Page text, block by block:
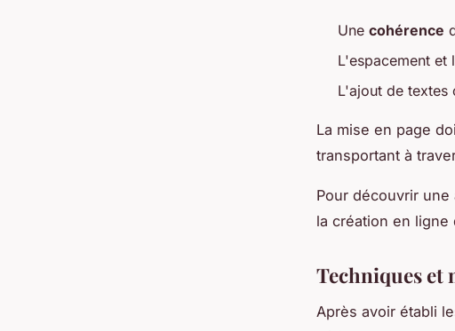
Une cohérence
L'espacement et
L'ajout de textes
La mise en page
transportant à
Pour découvrir
la création en
Techniques
Après avoir établi